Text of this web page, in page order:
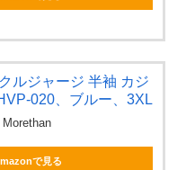
ルジャージ 半袖 カジ
020、ブルー、3XL
Morethan
で見る